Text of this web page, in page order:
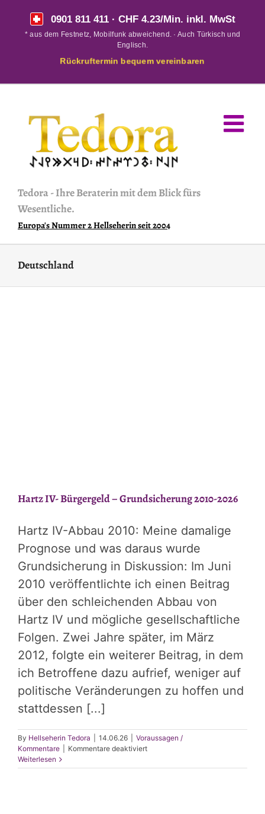
0901 811 411· CHF 4.23/Min. inkl. MwSt
* aus dem Festnetz, Mobilfunk abweichend. · Auch Türkisch und
Englisch.
Rückruftermin bequem vereinbaren
Tedora-Ihre Beraterin mit dem Blick fürs
Wesentliche.
Europa's Nummer 2 Hellseherin seit 2004
Deutschland
Hartz IV- Bürgergeld – Grundsicherung 2010-2026
Hartz IV-Abbau 2010: Meine damalige
Prognose und was daraus wurde
Grundsicherung in Diskussion: Im Juni
2010 veröffentlichte ich einen Beitrag
über den schleichenden Abbau von
Hartz IV und mögliche gesellschaftliche
Folgen. Zwei Jahre später, im März
2012, folgte ein weiterer Beitrag, in dem
ich Betroffene dazu aufrief, weniger auf
politische Veränderungen zu hoffen und
stattdessen [...]
By Hellseherin Tedora 14.06.26
Voraussagen /
Kommentare
Kommentare deaktiviertfür
IV-
Weiterlesen